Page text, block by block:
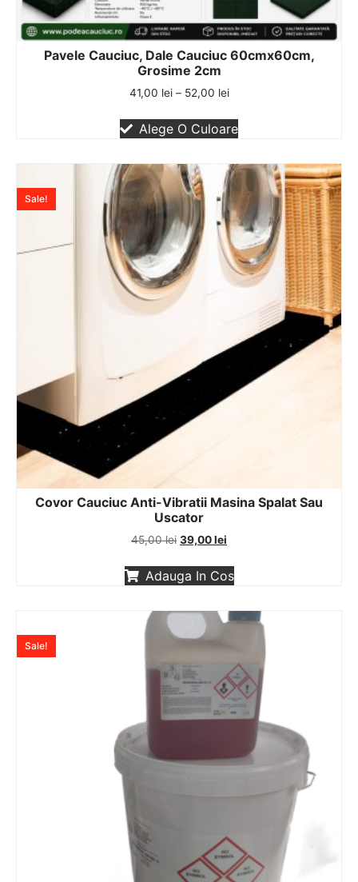
Pavele Cauciuc, Dale Cauciuc 60cmx60cm,
Grosime 2cm
41,00 lei – 52,00 lei
Alege O Culoare
Sale!
Covor Cauciuc Anti-Vibratii Masina Spalat Sau
Uscator
45,00lei 39,00lei
Adauga In Cos
Sale!